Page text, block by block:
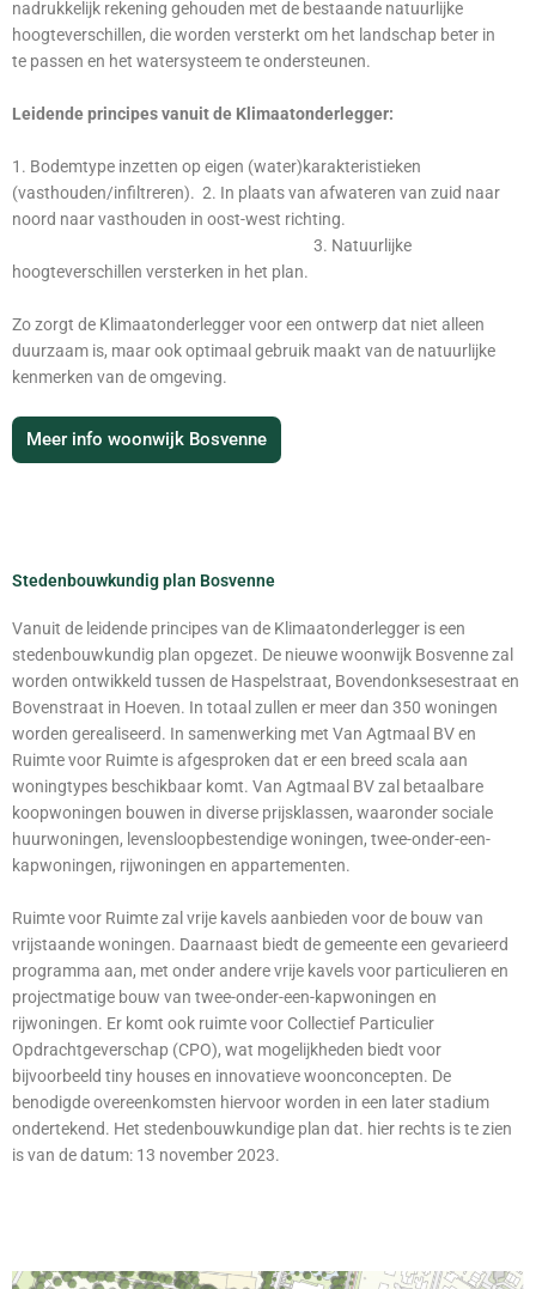
nadrukkelijk rekening gehouden met de bestaande natuurlijke
hoogteverschillen, die worden versterkt om het landschap beter in
te passen en het watersysteem te ondersteunen.
Leidende principes vanuit de Klimaatonderlegger:
1. Bodemtype inzetten op eigen (water)karakteristieken
(vasthouden/infiltreren). 2. In plaats van afwateren van zuid naar
noord naar vasthouden in oost-west richting.
3. Natuurlijke
hoogteverschillen versterken in het plan.
Zo zorgt de Klimaatonderlegger voor een ontwerp dat niet alleen
duurzaam is, maar ook optimaal gebruik maakt van de natuurlijke
kenmerken van de omgeving.
Meer info woonwijk Bosvenne
Stedenbouwkundig plan Bosvenne
Vanuit de leidende principes van de Klimaatonderlegger is een
stedenbouwkundig plan opgezet. De nieuwe woonwijk Bosvenne zal
worden ontwikkeld tussen de Haspelstraat, Bovendonksesestraat en
Bovenstraat in Hoeven. In totaal zullen er meer dan 350 woningen
worden gerealiseerd. In samenwerking met Van Agtmaal BV en
Ruimte voor Ruimte is afgesproken dat er een breed scala aan
woningtypes beschikbaar komt. Van Agtmaal BV zal betaalbare
koopwoningen bouwen in diverse prijsklassen, waaronder sociale
huurwoningen, levensloopbestendige woningen, twee-onder-een-
kapwoningen, rijwoningen en appartementen.
Ruimte voor Ruimte zal vrije kavels aanbieden voor de bouw van
vrijstaande woningen. Daarnaast biedt de gemeente een gevarieerd
programma aan, met onder andere vrije kavels voor particulieren en
projectmatige bouw van twee-onder-een-kapwoningen en
rijwoningen. Er komt ook ruimte voor Collectief Particulier
Opdrachtgeverschap (CPO), wat mogelijkheden biedt voor
bijvoorbeeld tiny houses en innovatieve woonconcepten. De
benodigde overeenkomsten hiervoor worden in een later stadium
ondertekend. Het stedenbouwkundige plan dat. hier rechts is te zien
is van de datum: 13 november 2023.